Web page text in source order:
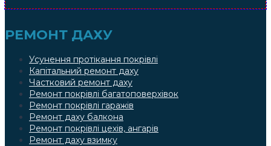
РЕМОНТ ДАХУ
Усунення протікання покрівлі
Капітальний ремонт даху
Частковий ремонт даху
Ремонт покрівлі багатоповерхівок
Ремонт покрівлі гаражів
Ремонт даху балкона
Ремонт покрівлі цехів, ангарів
Ремонт даху взимку